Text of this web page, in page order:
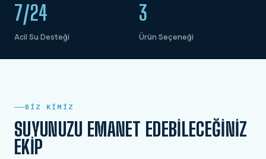
7/24
Acil Su Desteği
3
Ürün Seçeneği
BIZ KIMIZ
SUYUNUZU EMANET EDEBILECEĞINIZ
EKIP